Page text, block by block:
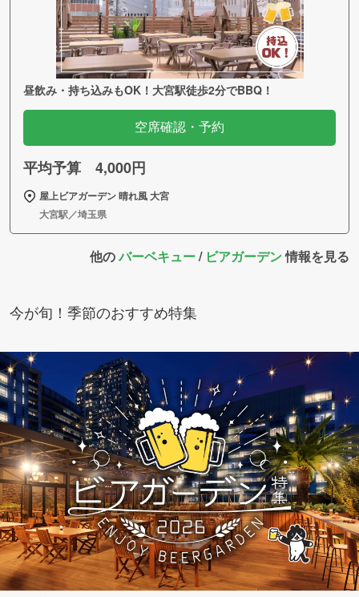
昼飲み・持ち込みもOK！大宮駅徒歩2分でBBQ！
空席確認・予約
平均予算 4,000円
屋上ビアガーデン 晴れ風 大宮
大宮駅／埼玉県
他のバーベキュー/ ビアガーデン情報を見る
今が旬！季節のおすすめ特集